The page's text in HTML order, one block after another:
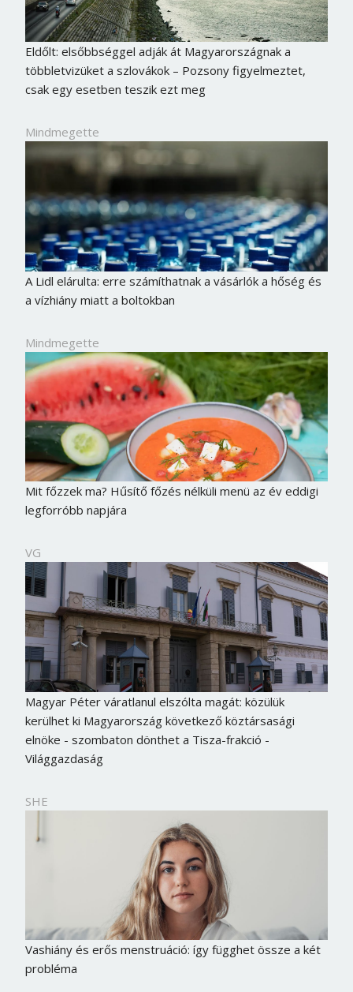
Eldőlt: elsőbbséggel adják át Magyarországnak a
többletvizüket a szlovákok – Pozsony figyelmeztet,
csak egy esetben teszik ezt meg
Mindmegette
A Lidl elárulta: erre számíthatnak a vásárlók a hőség és
a vízhiány miatt a boltokban
Mindmegette
Mit főzzek ma? Hűsítő főzés nélküli menü az év eddigi
legforróbb napjára
VG
Magyar Péter váratlanul elszólta magát: közülük
kerülhet ki Magyarország következő köztársasági
elnöke - szombaton dönthet a Tisza-frakció -
Világgazdaság
SHE
Vashiány és erős menstruáció: így függhet össze a két
probléma